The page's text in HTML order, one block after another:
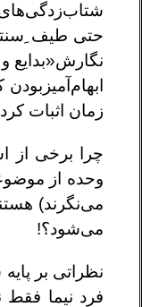
حتی طیف
نگارش«بدایع
زمان اثبات
چرا برخی از
وحده از
می‌نگرند)
می‌شود؟!
نظراتی بر
فرد نیما فقط